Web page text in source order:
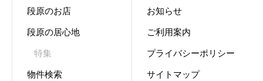
段原のお店
段原の居心地
特集
物件検索
お知らせ
ご利用案内
プライバシーポリシー
サイトマップ